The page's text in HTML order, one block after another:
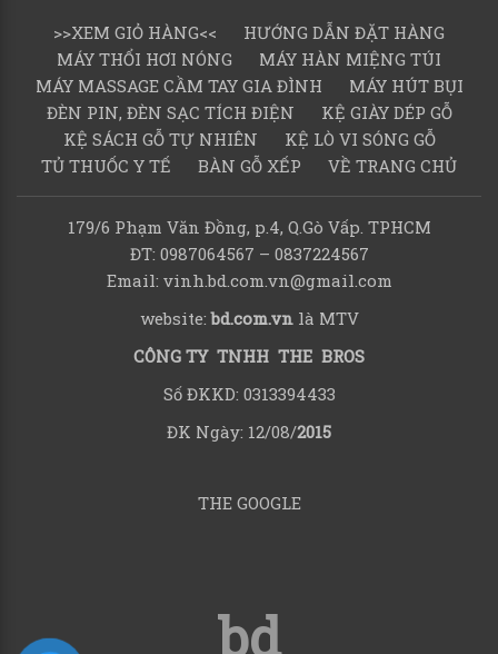
>>XEM GIỎ HÀNG<<
HƯỚNG DẪN ĐẶT HÀNG
MÁY THỔI HƠI NÓNG
MÁY HÀN MIỆNG TÚI
MÁY MASSAGE CẦM TAY GIA ĐÌNH
MÁY HÚT BỤI
ĐÈN PIN, ĐÈN SẠC TÍCH ĐIỆN
KỆ GIÀY DÉP GỖ
KỆ SÁCH GỖ TỰ NHIÊN
KỆ LÒ VI SÓNG GỖ
TỦ THUỐC Y TẾ
BÀN GỖ XẾP VỀ TRANG CHỦ
179/6 Phạm Văn Đồng, p.4, Q.Gò Vấp. TPHCM
ĐT: 0987064567 – 0837224567
Email: vinh.bd.com.vn@gmail.com
website:bd.com.vnlà MTV
CÔNG TY TNHH THE BROS
Số ĐKKD: 0313394433
ĐK Ngày: 12/08/2015
THE GOOGLE
bd